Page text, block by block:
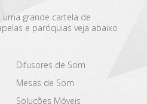
uma grande cartela de
e paróquias veja abaixo
Difusores de Som
Mesas de Som
Soluções Móveis